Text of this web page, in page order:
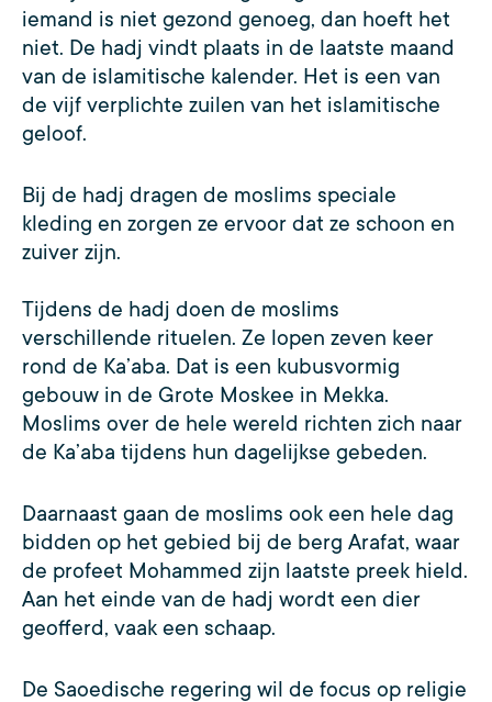
iemand is niet gezond genoeg, dan hoeft het
niet. De hadj vindt plaats in de laatste maand
van de islamitische kalender. Het is een van
de vijf verplichte zuilen van het islamitische
geloof.
Bij de hadj dragen de moslims speciale
kleding en zorgen ze ervoor dat ze schoon en
zuiver zijn.
Tijdens de hadj doen de moslims
verschillende rituelen. Ze lopen zeven keer
rond de Ka’aba. Dat is een kubusvormig
gebouw in de Grote Moskee in Mekka.
Moslims over de hele wereld richten zich naar
de Ka’aba tijdens hun dagelijkse gebeden.
Daarnaast gaan de moslims ook een hele dag
bidden op het gebied bij de berg Arafat, waar
de profeet Mohammed zijn laatste preek hield.
Aan het einde van de hadj wordt een dier
geofferd, vaak een schaap.
De Saoedische regering wil de focus op religie